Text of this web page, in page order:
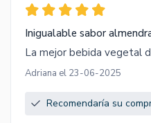
Inigualable sabor
La mejor bebida vegetal
Adriana el 23-06-2025
Recomendaría su